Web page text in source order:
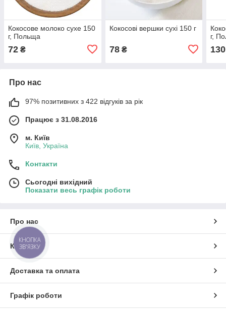
Кокосове молоко сухе 150
г, Польща
72 ₴
Кокосові вершки сухі 150 г
78₴
г,
130
Про нас
97% позитивних з 422 відгуків за рік
Працює з 31.08.2016
м. Київ
Київ, Україна
Контакти
Сьогодні вихідний
Показати весь графік роботи
Про нас
Контакти
Доставка та оплата
Графік роботи
КНОПКА
ЗВ'ЯЗКУ